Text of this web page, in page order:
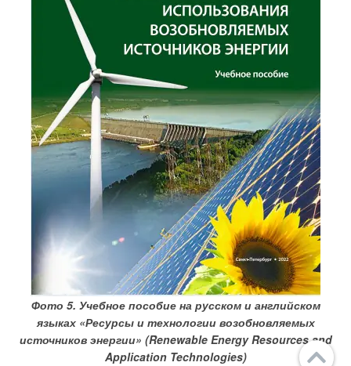
Фото 5. Учебное пособие на русском и английском
языках «Ресурсы и технологии возобновляемых
источников энергии» (Renewable Energy Resources and
Application Technologies)